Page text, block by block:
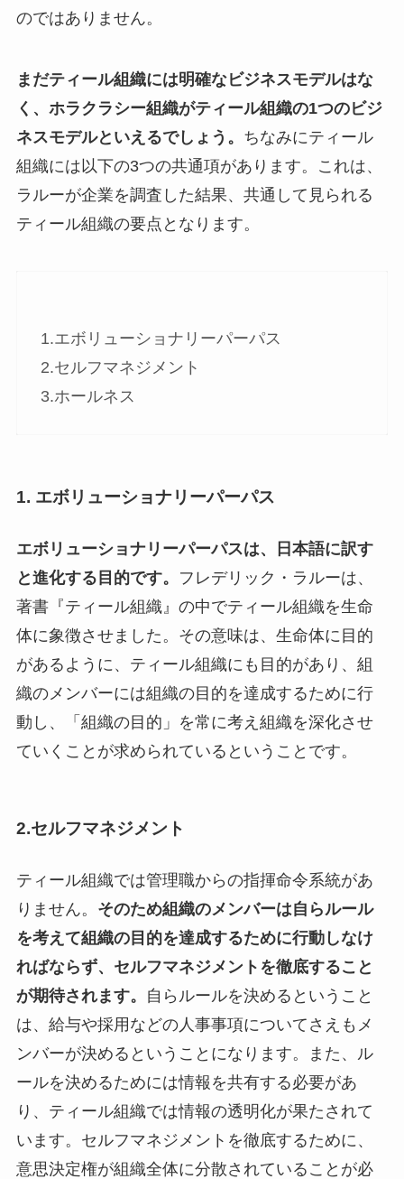
のではありません。
まだティール組織には明確なビジネスモデルはな
く、ホラクラシー組織がティール組織の1つのビジ
ネスモデルといえるでしょう。 ちなみにティール
組織には以下の3つの共通項があります。これは、
ラルーが企業を調査した結果、共通して見られる
ティール組織の要点となります。
1.エボリューショナリーパーパス
2.セルフマネジメント
3.ホールネス
1. エボリューショナリーパーパス
エボリューショナリーパーパスは、日本語に訳す
と進化する目的です。
フレデリック・ラルーは、
著書『ティール組織』の中でティール組織を生命
体に象徴させました。その意味は、生命体に目的
があるように、ティール組織にも目的があり、組
織のメンバーには組織の目的を達成するために行
動し、「組織の目的」を常に考え組織を深化させ
ていくことが求められているということです。
2.セルフマネジメント
ティール組織では管理職からの指揮命令系統があ
りません。 そのため組織のメンバーは自らルール
を考えて組織の目的を達成するために行動しなけ
ればならず、セルフマネジメントを徹底すること
が期待されます。
自らルールを決めるということ
は、給与や採用などの人事事項についてさえもメ
ンバーが決めるということになります。また、ル
ールを決めるためには情報を共有する必要があ
り、ティール組織では情報の透明化が果たされて
います。セルフマネジメントを徹底するために、
意思決定権が組織全体に分散されていることが必